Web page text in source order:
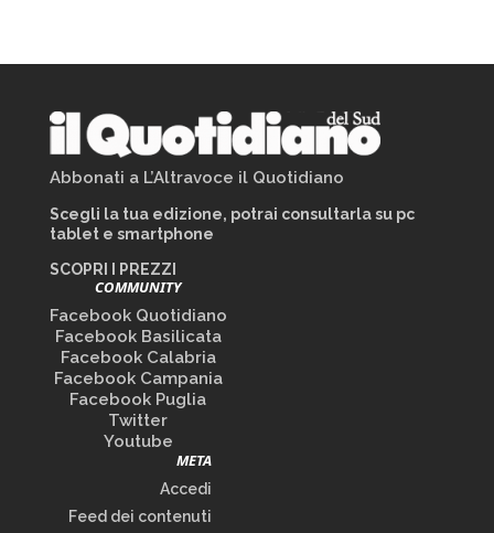
Abbonati a L’Altravoce il Quotidiano
Scegli la tua edizione, potrai consultarla su pc
tablet e smartphone
SCOPRI I PREZZI
COMMUNITY
Facebook Quotidiano
Facebook Basilicata
Facebook Calabria
Facebook Campania
Facebook Puglia
Twitter
Youtube
META
Accedi
Feed dei contenuti